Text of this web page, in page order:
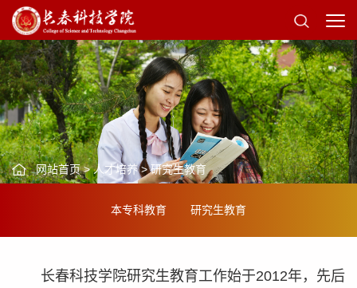
网站首页>人才培养>研究生教育
本专科教育 研究生教育
长春科技学院研究生教育工作始于2012年，先后